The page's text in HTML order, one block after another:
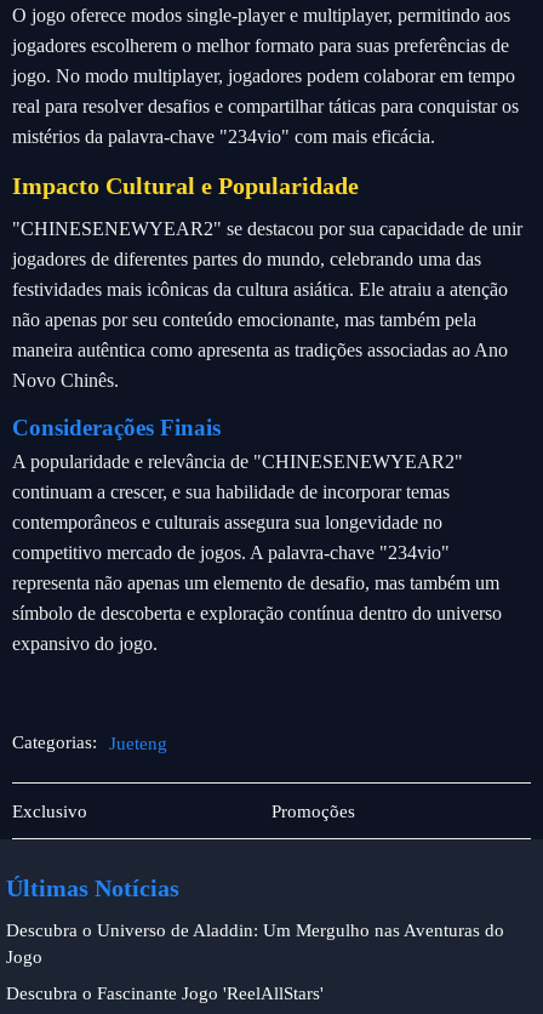
O jogo oferece modos single-player e multiplayer, permitindo aos
jogadores escolherem o melhor formato para suas preferências de
jogo. No modo multiplayer, jogadores podem colaborar em tempo
real para resolver desafios e compartilhar táticas para conquistar os
mistérios da palavra-chave "234vio" com mais eficácia.
Impacto Cultural e Popularidade
"CHINESENEWYEAR2" se destacou por sua capacidade de unir
jogadores de diferentes partes do mundo, celebrando uma das
festividades mais icônicas da cultura asiática. Ele atraiu a atenção
não apenas por seu conteúdo emocionante, mas também pela
maneira autêntica como apresenta as tradições associadas ao Ano
Novo Chinês.
Considerações Finais
A popularidade e relevância de "CHINESENEWYEAR2"
continuam a crescer, e sua habilidade de incorporar temas
contemporâneos e culturais assegura sua longevidade no
competitivo mercado de jogos. A palavra-chave "234vio"
representa não apenas um elemento de desafio, mas também um
símbolo de descoberta e exploração contínua dentro do universo
expansivo do jogo.
Categorias: Jueteng
Jogos
de
Exclusivo Jueteng
Promoções
Últimas Notícias
Descubra o Universo de Aladdin: Um Mergulho nas Aventuras do
Jogo
Descubra o Fascinante Jogo 'ReelAllStars'